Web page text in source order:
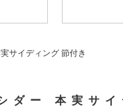
サイディング 節付き
ダー 本実サ